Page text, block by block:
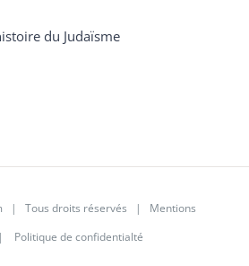
du Judaïsme
| Tous droits réservés | Mentions
Politique de confidentialté